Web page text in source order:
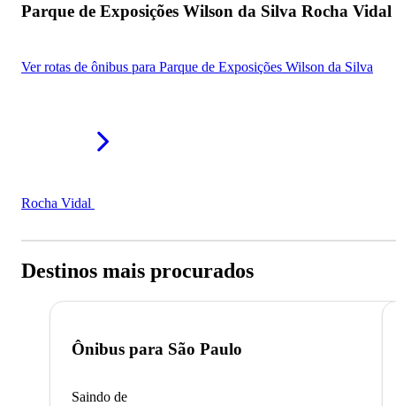
Parque de Exposições Wilson da Silva Rocha Vidal
Ver rotas de ônibus para Parque de Exposições Wilson da Silva
Rocha Vidal
Destinos mais procurados
Ônibus para São Paulo
Saindo de